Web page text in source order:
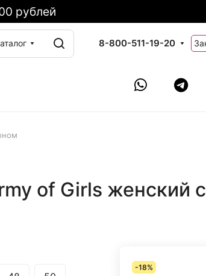
рублей
8-800-511-19-20
of Girls женский
-18%